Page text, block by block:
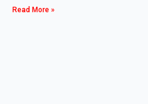
Read More »